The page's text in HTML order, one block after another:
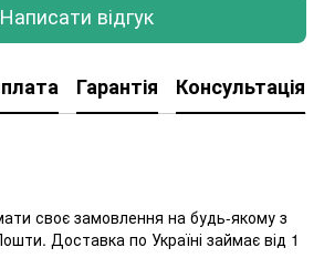
Написати відгук
Гарантія Консультація
своє замовлення на будь-якому з
Доставка по Україні займає від 1